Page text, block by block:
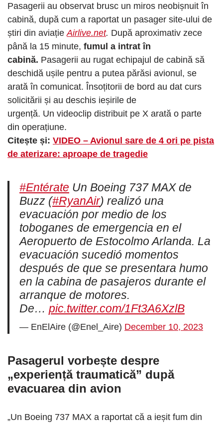
Pasagerii au observat brusc un miros neobișnuit în
cabină, după cum a raportat un pasager site-ului de
știri din aviație Airlive.net. După aproximativ zece
până la 15 minute, fumul a intrat în
cabină. Pasagerii au rugat echipajul de cabină să
deschidă ușile pentru a putea părăsi avionul, se
arată în comunicat. Însoțitorii de bord au dat curs
solicitării și au deschis ieșirile de
urgență. Un videoclip distribuit pe X arată o parte
din operațiune.
Citește și: VIDEO – Avionul sare de 4 ori pe pista
de aterizare: aproape de tragedie
#Entérate Un Boeing 737 MAX de
Buzz (#RyanAir) realizó una
evacuación por medio de los
toboganes de emergencia en el
Aeropuerto de Estocolmo Arlanda. La
evacuación sucedió momentos
después de que se presentara humo
en la cabina de pasajeros durante el
arranque de motores.
De… pic.twitter.com/1Ft3A6XzlB
— EnElAire (@Enel_Aire) December 10, 2023
Pasagerul vorbește despre
„experiență traumatică” după
evacuarea din avion
„Un Boeing 737 MAX a raportat că a ieșit fum din